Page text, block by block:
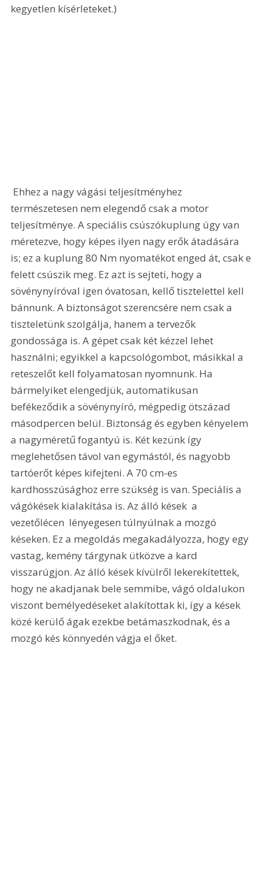
kegyetlen kísérleteket.)
természetesen nem elegendő csak a motor
teljesítménye. A speciális csúszókuplung úgy van
méretezve, hogy képes ilyen nagy erők átadására
is; ez a kuplung 80 Nm nyomatékot enged át, csak e
felett csúszik meg. Ez azt is sejteti, hogy a
sövénynyíróval igen óvatosan, kellő tisztelettel kell
bánnunk. A biztonságot szerencsére nem csak a
tiszteletünk szolgálja, hanem a tervezők
gondossága is. A gépet csak két kézzel lehet
használni; egyikkel a kapcsológombot, másikkal a
reteszelőt kell folyamatosan nyomnunk. Ha
bármelyiket elengedjük, automatikusan
befékeződik a sövénynyíró, mégpedig ötszázad
másodpercen belül. Biztonság és egyben kényelem
a nagyméretű fogantyú is. Két kezünk így
meglehetősen távol van egymástól, és nagyobb
tartóerőt képes kifejteni. A 70 cm-es
kardhosszúsághoz erre szükség is van. Speciális a
vágókések kialakítása is. Az álló kések  a
vezetőlécen  lényegesen túlnyúlnak a mozgó
késeken. Ez a megoldás megakadályozza, hogy egy
vastag, kemény tárgynak ütközve a kard
visszarúgjon. Az álló kések kívülről lekerekítettek,
hogy ne akadjanak bele semmibe, vágó oldalukon
viszont bemélyedéseket alakítottak ki, így a kések
közé kerülő ágak ezekbe betámaszkodnak, és a
mozgó kés könnyedén vágja el őket.